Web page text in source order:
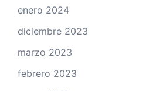
enero 2024
diciembre 2023
marzo 2023
febrero 2023